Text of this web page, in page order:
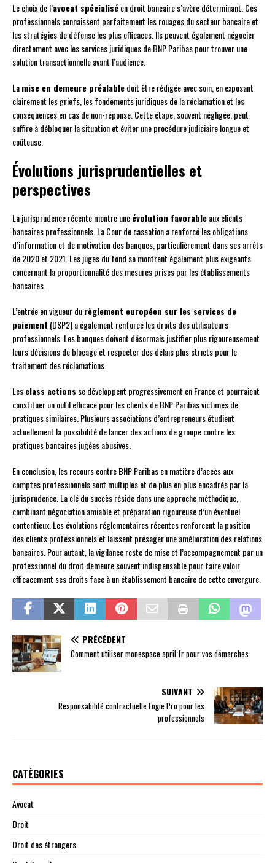
Le choix de l’avocat spécialiséen droit bancaire s’avère déterminant. Ces
professionnels connaissent parfaitement les rouages du secteur bancaire et
les stratégies de défense les plus efficaces. Ils peuvent également négocier
directement avec les services juridiques de BNP Paribas pour trouver une
solution transactionnelle avant l’audience.
Lamise en demeure préalabledoit être rédigée avec soin, en exposant
clairement les griefs, les fondements juridiques de la réclamation et les
conséquences en cas de non-réponse. Cette étape, souvent négligée, peut
suffire à débloquer la situation et éviter une procédure judiciaire longue et
coûteuse.
Évolutions jurisprudentielles et
perspectives
La jurisprudence récente montre uneévolution favorableaux clients
bancaires professionnels. La Cour de cassation a renforcé les obligations
d’information et de motivation des banques, particulièrement dans ses arrêts
de 2020 et 2021. Les juges du fond se montrent également plus exigeants
concernant la proportionnalité des mesures prises par les établissements
bancaires.
L’entrée en vigueur durèglement européen sur les services de
paiement (DSP2) a également renforcé les droits des utilisateurs
professionnels. Les banques doivent désormais justifier plus rigoureusement
leurs décisions de blocage et respecter des délais plus stricts pour le
traitement des réclamations.
Lesclass actions se développent progressivement en France et pourraient
constituer un outil efficace pour les clients de BNP Paribas victimes de
pratiques similaires. Plusieurs associations d’entrepreneurs étudient
actuellement la possibilité de lancer des actions de groupe contre les
pratiques bancaires jugées abusives.
En conclusion, les recours contre BNP Paribas en matière d’accès aux
comptes professionnels sont multiples et de plus en plus encadrés par la
jurisprudence. La clé du succès réside dans une approche méthodique,
combinant négociation amiable et préparation rigoureuse d’un éventuel
contentieux. Les évolutions réglementaires récentes renforcent la position
des clients professionnels et laissent présager une amélioration des relations
bancaires. Pour autant, la vigilance reste de mise et l’accompagnement par un
professionnel du droit demeure souvent indispensable pour faire valoir
efficacement ses droits face à un établissement bancaire de cette envergure.
PRÉCÉDENT
Comment utiliser monespace april fr pour vos démarches
SUIVANT
Responsabilité contractuelle Engie Pro pour les
professionnels
CATÉGORIES
Avocat
Droit
Droit des étrangers